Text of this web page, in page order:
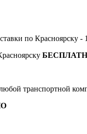
по Красноярску
транспортной